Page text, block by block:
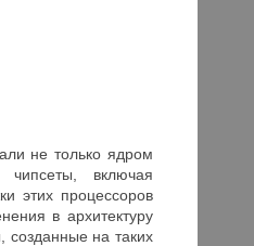
не только ядром
включая
этих процессоров
в архитектуру
на таких